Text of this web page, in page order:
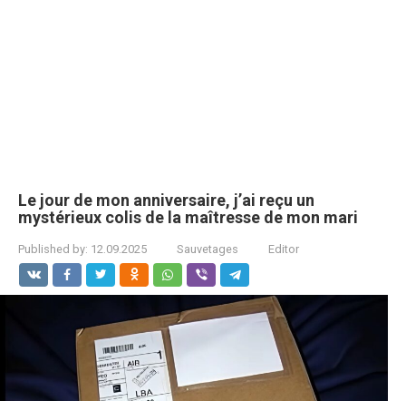
Le jour de mon anniversaire, j’ai reçu un
mystérieux colis de la maîtresse de mon mari
Published by: 12.09.2025 Sauvetages Editor